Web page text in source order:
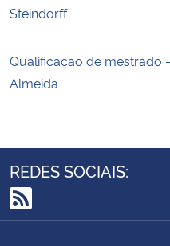
Steindorff
Qualificação de mestrado
Almeida
REDES SOCIAIS:
RSS